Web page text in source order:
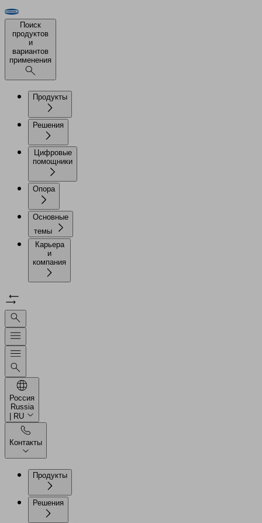
Поиск
продуктов
и
вариантов
применения
Продукты
Решения
Цифровые
помощники
Опора
Основные
темы
Карьера
и
компания
Россия
Russia
| RU
Контакты
Продукты
Решения